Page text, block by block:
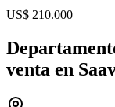
US$ 210.000
venta en